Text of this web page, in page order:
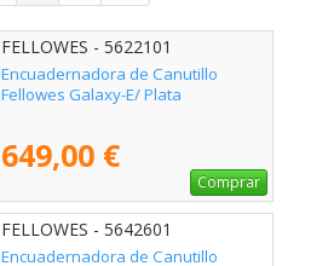
FELLOWES - 5622101
Encuadernadora de Canutillo
Fellowes Galaxy-E/ Plata
649,00 €
Comprar
FELLOWES - 5642601
Encuadernadora de Canutillo